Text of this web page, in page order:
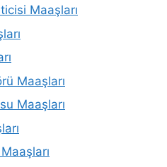
Maaşları
Maaşları
Maaşları